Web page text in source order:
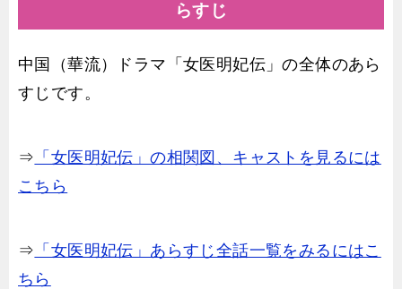
らすじ
中国（華流）ドラマ「女医明妃伝」の全体のあら
すじです。
⇒ 「女医明妃伝」の相関図、キャストを見るには
こちら
⇒ 「女医明妃伝」あらすじ全話一覧をみるにはこ
ちら